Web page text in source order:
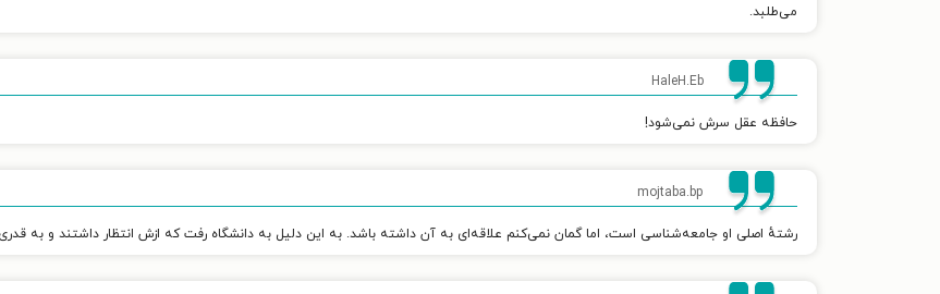
می‌طلبد.
HaleH.Eb
حافظه عقل سرش نمی‌شود!
mojtaba.bp
رشتهٔ اصلی او جامعه‌شناسی است، اما گمان نمی‌کنم علاقه‌ای به آن داشته باشد. به این دلیل به دانشگاه رفت که ازش انتظار داشتند و به